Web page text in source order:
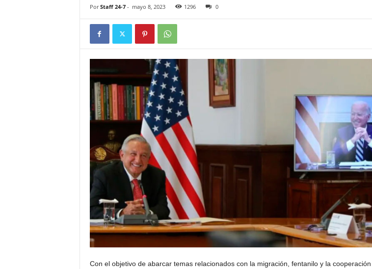
Por Staff 24-7- mayo 8, 2023 1296 0
Con el objetivo de abarcar temas relacionados con la migración, fentanilo y la cooperación